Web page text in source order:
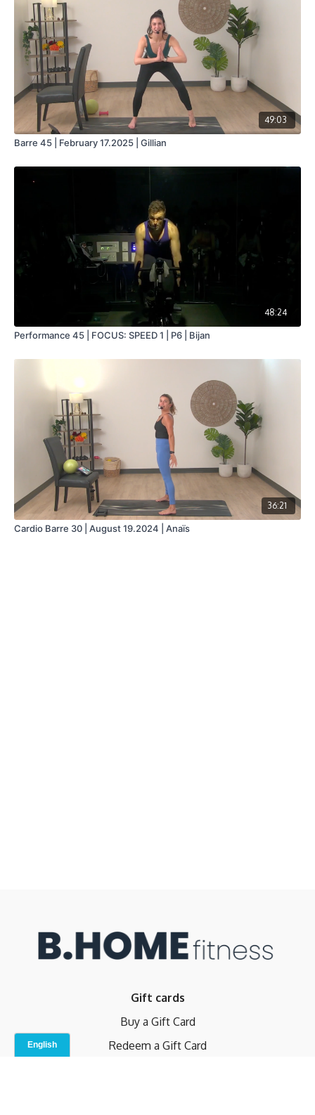
49:03
Barre 45 | February 17.2025 | Gillian
48:24
Performance 45 | FOCUS: SPEED 1 | P6 | Bijan
36:21
Cardio Barre 30 | August 19.2024 | Anaïs
Gift cards
Buy a Gift Card
Redeem a Gift Card